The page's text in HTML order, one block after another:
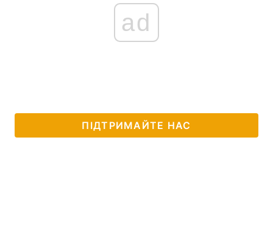
ad
ПІДТРИМАЙТЕ НАС